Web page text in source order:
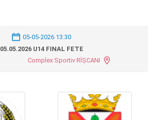
05-05-2026 13:30
05.05.2026 U14 FINAL FETE
Complex Sportiv RÎȘCANI